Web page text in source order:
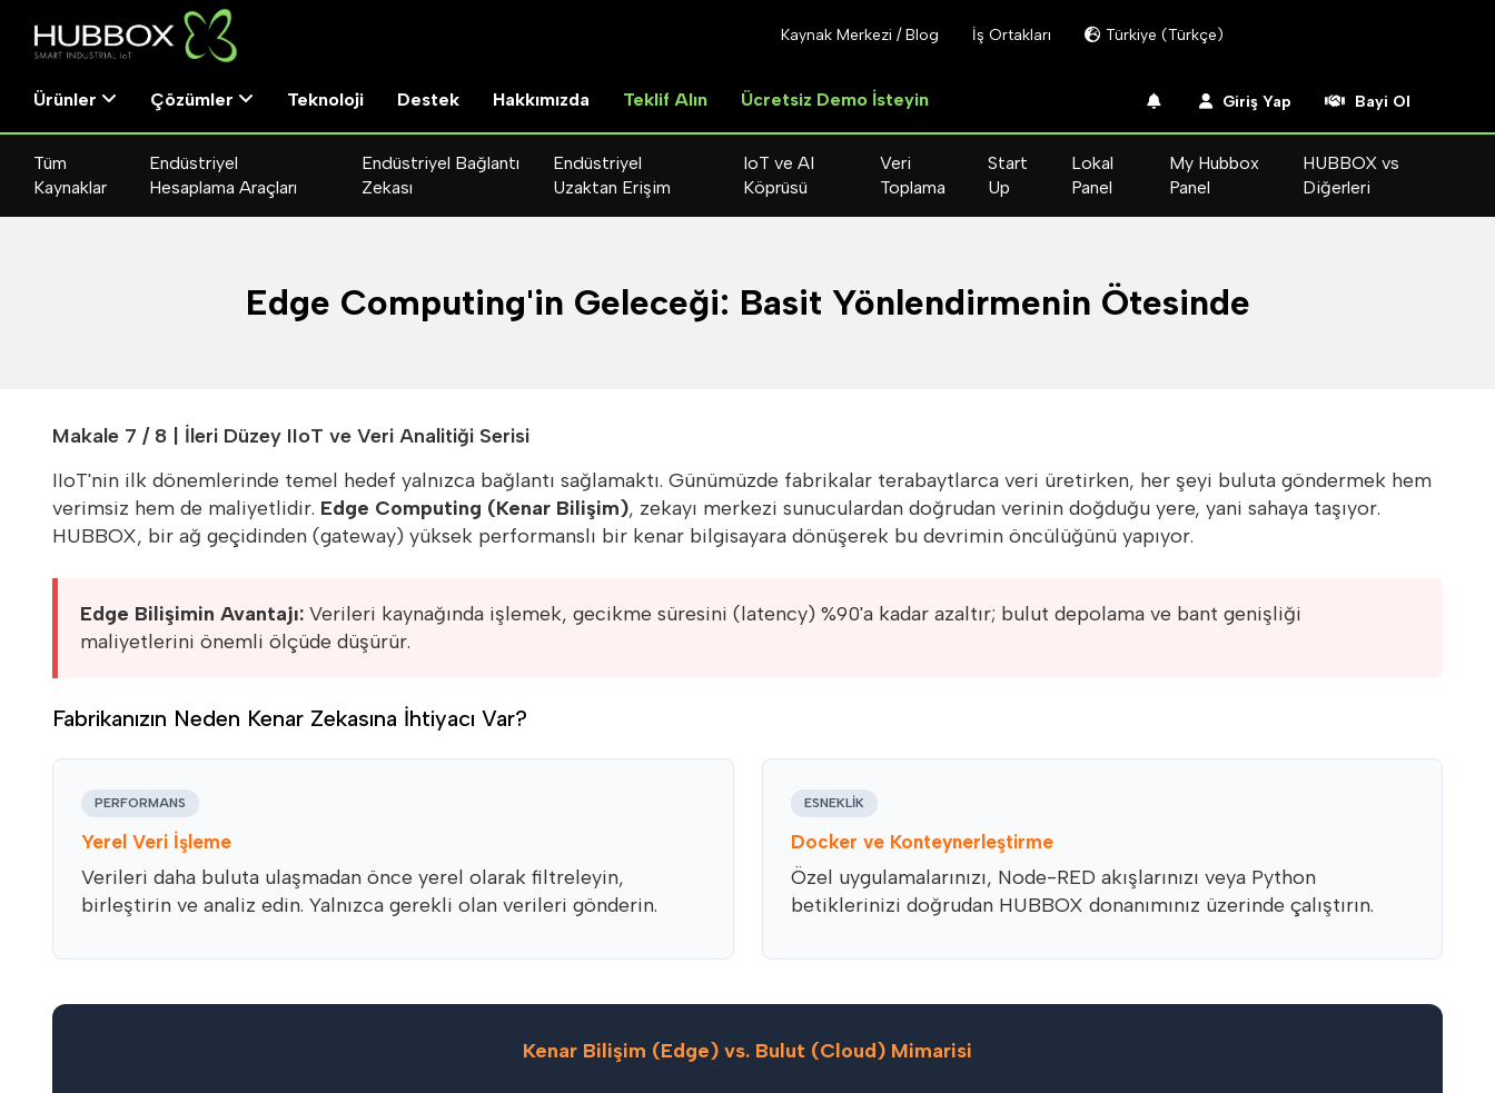
Kaynak Merkezi / Blog İş Ortakları Türkiye (Türkçe)
Ürünler Çözümler Teknoloji Destek Hakkımızda Teklif Alın Ücretsiz Demo İsteyin Giriş Yap Bayi Ol
Tüm
Kaynaklar
Endüstriyel
Hesaplama Araçları
Endüstriyel Bağlantı
Zekası
Endüstriyel
Uzaktan Erişim
IoT ve AI
Köprüsü
Veri
Toplama
Start
Up
Lokal
Panel
My Hubbox
Panel
HUBBOX vs
Diğerleri
Edge Computing'in Geleceği: Basit Yönlendirmenin Ötesinde
Makale 7 / 8 | İleri Düzey IIoT ve Veri Analitiği Serisi
IIoT'nin ilk dönemlerinde temel hedef yalnızca bağlantı sağlamaktı. Günümüzde fabrikalar terabaytlarca veri üretirken, her şeyi buluta göndermek hem
verimsiz hem de maliyetlidir. Edge Computing (Kenar Bilişim), zekayı merkezi sunuculardan doğrudan verinin doğduğu yere, yani sahaya taşıyor.
HUBBOX, bir ağ geçidinden (gateway) yüksek performanslı bir kenar bilgisayara dönüşerek bu devrimin öncülüğünü yapıyor.
Edge Bilişimin Avantajı: Verileri kaynağında işlemek, gecikme süresini (latency) %90'a kadar azaltır; bulut depolama ve bant genişliği
maliyetlerini önemli ölçüde düşürür.
Fabrikanızın Neden Kenar Zekasına İhtiyacı Var?
PERFORMANS
Yerel Veri İşleme
Verileri daha buluta ulaşmadan önce yerel olarak filtreleyin,
birleştirin ve analiz edin. Yalnızca gerekli olan verileri gönderin.
ESNEKLIK
Docker ve Konteynerleştirme
Özel uygulamalarınızı, Node-RED akışlarınızı veya Python
betiklerinizi doğrudan HUBBOX donanımınız üzerinde çalıştırın.
Kenar Bilişim (Edge) vs. Bulut (Cloud) Mimarisi